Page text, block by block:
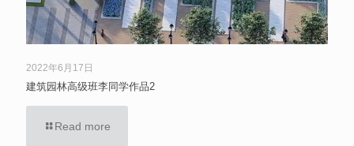
2022年6月17日
建筑园林高级班李同学作品2
Read more